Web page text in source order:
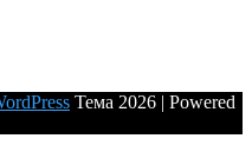
Тема 2026 | Powered